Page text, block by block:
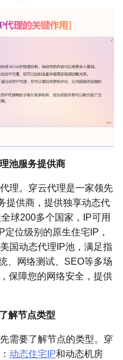
池服务提供商
。穿云代理是一家领先
提供商，提供独享动态代
球200多个国家，IP可用
位级别的原生住宅IP，
国动态代理IP池，满足指
、网络测试、SEO等多场
保障您的网络安全，提供
解节点类型
要了解节点的类型。穿
动态住宅IP和动态机房